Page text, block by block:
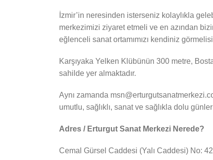
İzmir’in neresinden isterseniz kolaylıkla
merkezimizi ziyaret etmeli ve en azından
eğlenceli sanat ortamımızı kendiniz
Karşıyaka Yelken Klübünün 300 metre,
sahilde yer almaktadır.
Aynı zamanda
umutlu, sağlıklı, sanat ve sağlıkla dolu
Adres / Erturgut Sanat Merkezi Nerede?
Cemal Gürsel Caddesi (Yalı Caddesi) No: